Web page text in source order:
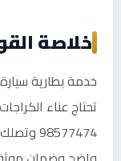
خلاصة
خدمة بطارية
تحتاج عناء